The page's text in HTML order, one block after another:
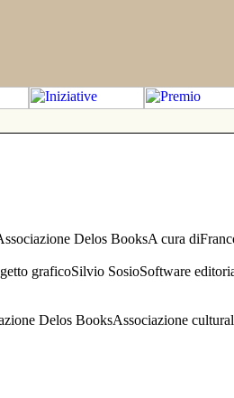
Delos BooksA cura
graficoSilvio SosioSoftware
Delos BooksAssociazione